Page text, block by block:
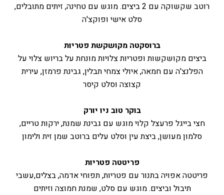
רוטב שקשוקה עם 2 ביצים. מוגש עם טחינה, זיתים מתובלים,
סלט אישי ופוקצ'ה
ברוסקטה מקושקשת פטריות
ביצים מקושקשות ופטריות צלויות מונחת על בריוש צלוי על
הפלנצ'ה עם חמאה, איולי צמחי תבלין, גבינת פרמזן, עירית
קצוצה וסלט קיסר
בוקר טוב ניו יורק
חצי בייגל פרעצל קלוי מוגש עם גבינת שמנת, ירקות טריים,
סלמון מעושן, ביצת עין וסלט עלים ברוטב שמן זית ולימון
פריטטה פטריות
פריטטה אפויה בתנור עם פטריות, תפוחי אדמה, בצלים,עשבי
תיבול וביצים. מוגש עם סלט, שמנת חמוצה וזיתים